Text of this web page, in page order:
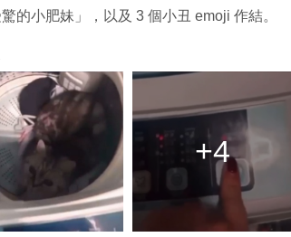
的小肥妹」，以及 3 個小丑 emoji 作結。
+4